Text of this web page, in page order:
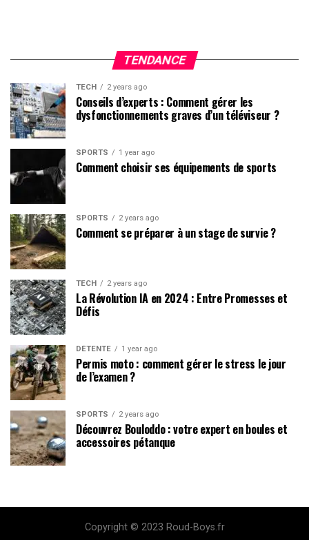
TENDANCE
TECH 2 years ago
Conseils d’experts : Comment gérer les
dysfonctionnements graves d’un téléviseur ?
SPORTS 1 year ago
Comment choisir ses équipements de sports
SPORTS 2 years ago
Comment se préparer à un stage de survie ?
TECH 2 years ago
La Révolution IA en 2024 : Entre Promesses et
Défis
DÉTENTE 1 year ago
Permis moto : comment gérer le stress le jour
de l’examen ?
SPORTS 2 years ago
Découvrez Bouloddo : votre expert en boules et
accessoires pétanque
Copyright © 2023 Roud-Boys.fr